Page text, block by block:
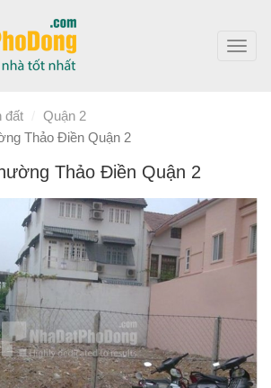
đất
Quận 2
Thảo Điền Quận 2
Thảo Điền Quận 2